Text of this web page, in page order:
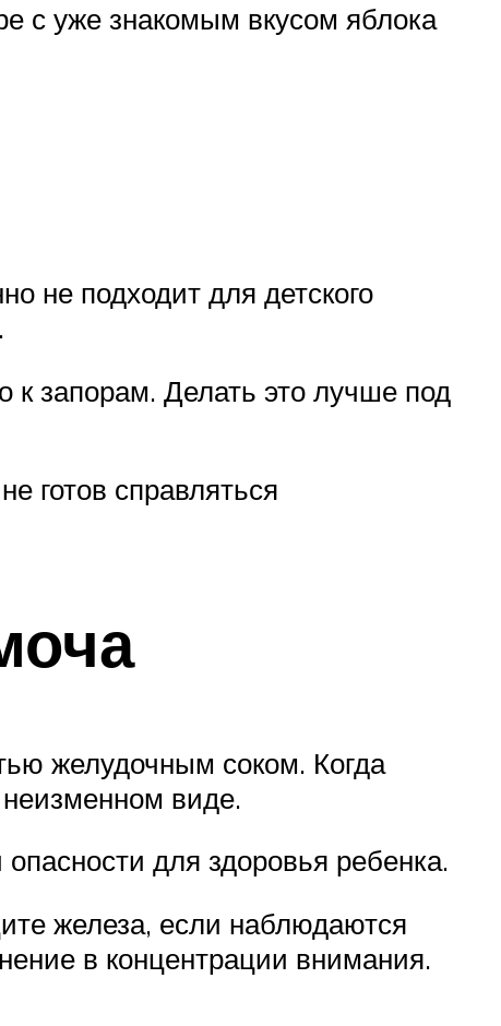
с уже знакомым вкусом яблока
не подходит для детского
к запорам. Делать это лучше под
готов справляться
желудочным соком. Когда
неизменном виде.
для здоровья ребенка.
железа, если наблюдаются
в концентрации внимания.